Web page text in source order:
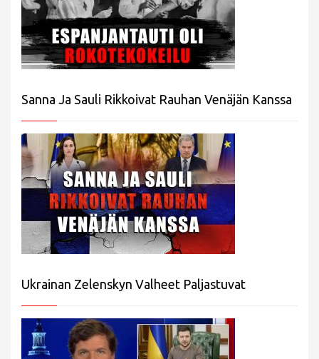
Sanna Ja Sauli Rikkoivat Rauhan Venäjän Kanssa
Ukrainan Zelenskyn Valheet Paljastuvat